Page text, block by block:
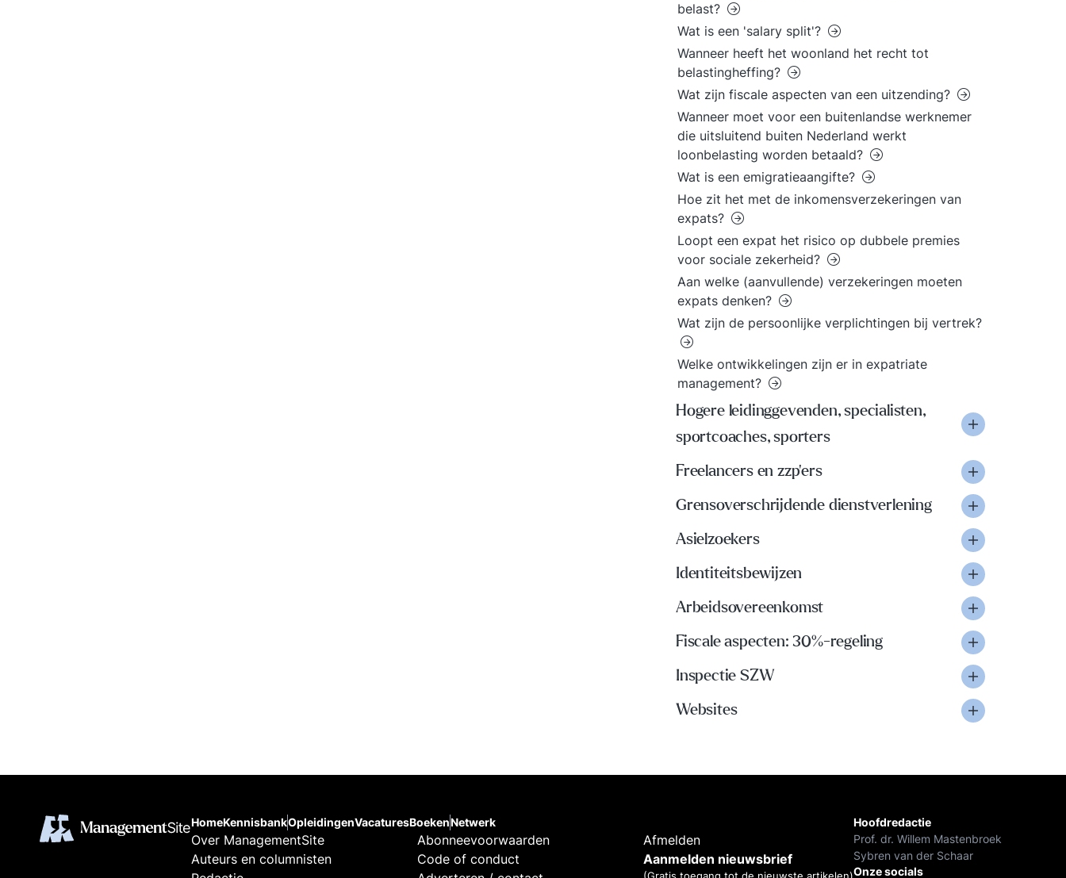
belast?
Wat is een 'salary split'?
Wanneer heeft het woonland het recht tot
belastingheffing?
Wat zijn fiscale aspecten van een uitzending?
Wanneer moet voor een buitenlandse werknemer
die uitsluitend buiten Nederland werkt
loonbelasting worden betaald?
Wat is een emigratieaangifte?
Hoe zit het met de inkomensverzekeringen van
expats?
Loopt een expat het risico op dubbele premies
voor sociale zekerheid?
Aan welke (aanvullende) verzekeringen moeten
expats denken?
Wat zijn de persoonlijke verplichtingen bij vertrek?
Welke ontwikkelingen zijn er in expatriate
management?
Hogere leidinggevenden, specialisten,
sportcoaches, sporters
Freelancers en zzp'ers
Grensoverschrijdende dienstverlening
Asielzoekers
Identiteitsbewijzen
Arbeidsovereenkomst
Fiscale aspecten: 30%-regeling
Inspectie SZW
Websites
HomeKennisbankOpleidingenVacaturesBoekenNetwerk
Over ManagementSite
Auteurs en columnisten
Abonneevoorwaarden
Code of conduct
Afmelden
Aanmelden nieuwsbrief
Hoofdredactie
Prof. dr. Willem Mastenbroek
Sybren van der Schaar
Onze socials